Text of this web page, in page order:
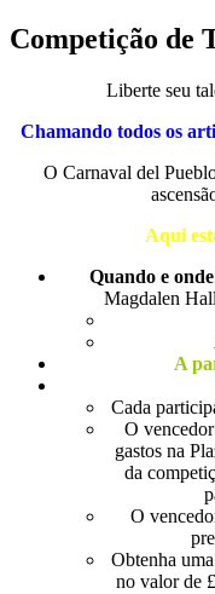
Competição de
Liberte seu
Chamando todos os
O Carnaval del
Aqui
Quando e
Magdalen
A
Cada
O
gastos na
da
O
Obtenha
no valor de